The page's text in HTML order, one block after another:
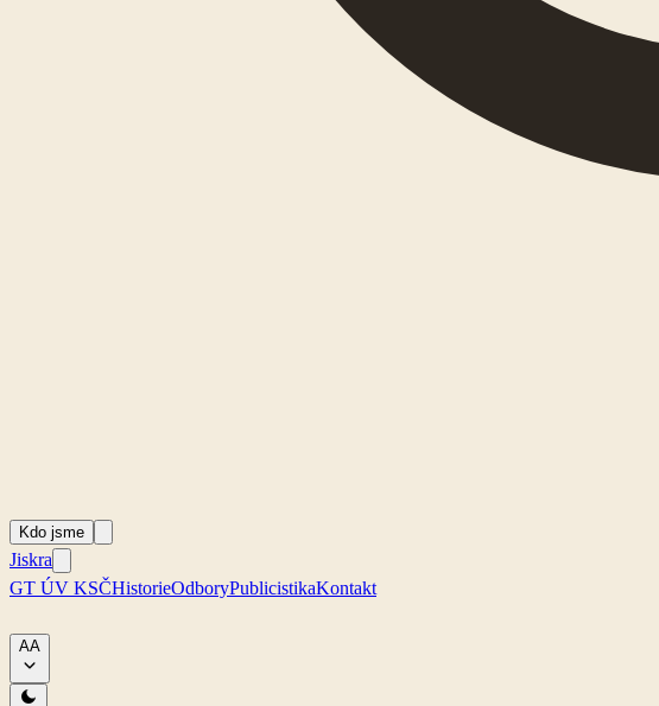
Kdo jsme
Jiskra
GT ÚV KSČHistorieOdboryPublicistikaKontakt
AA